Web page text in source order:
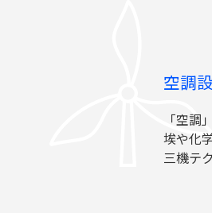
空調
「空
埃や化
三機テ